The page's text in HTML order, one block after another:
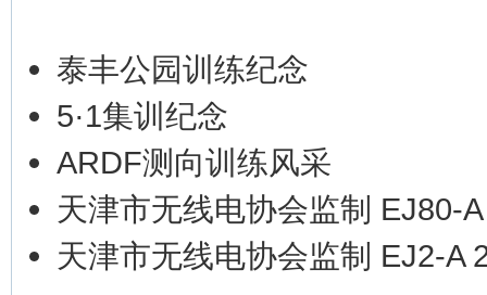
泰丰公园训练纪念
5·1集训纪念
ARDF测向训练风采
天津市无线电协会监制 EJ80-
天津市无线电协会监制 EJ2-A